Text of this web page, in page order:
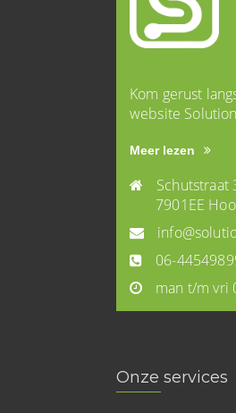
Kom gerust
website
Meer lezen
Schutstraat
7901EE
06-
man t/m vri
Onze services